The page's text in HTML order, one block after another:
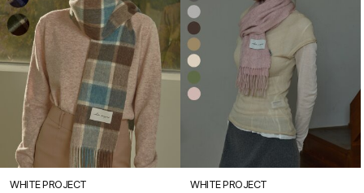
WHITE PROJECT WHITE PROJECT